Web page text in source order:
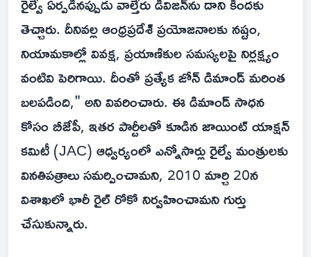
తెచ్చారు. దీనివల్ల ఆంధ్రప్రదేశ్ ప్రయోజనాలకు నష్టం,
నియామకాల్లో వివక్ష, ప్రయాణికుల సమస్యలపై నిర్లక్ష్యం
వంటివి పెరిగాయి. దీంతో ప్రత్యేక జోన్ డిమాండ్ మరింత
బలపడింది," అని వివరించారు. ఈ డిమాండ్ సాధన
కోసం బీజేపీ, ఇతర పార్టీలతో కూడిన జాయింట్ యాక్షన్
కమిటీ (JAC) ఆధ్వర్యంలో ఎన్నోసార్లు రైల్వే మంత్రులకు
వినతిపత్రాలు సమర్పించామని, 2010 మార్చి 20న
విశాఖలో భారీ రైల్ రోకో నిర్వహించామని గుర్తు
చేసుకున్నారు.